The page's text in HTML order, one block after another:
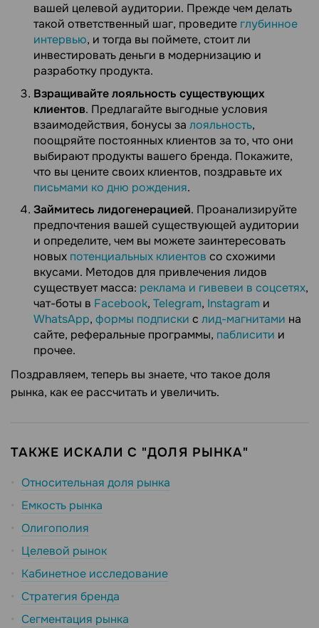
вашей целевой аудитории. Прежде чем делать
такой ответственный шаг, проведите глубинное
интервью, и тогда вы поймете, стоит ли
инвестировать деньги в модернизацию и
разработку продукта.
Взращивайте лояльность существующих
клиентов. Предлагайте выгодные условия
взаимодействия, бонусы за лояльность,
поощряйте постоянных клиентов за то, что они
выбирают продукты вашего бренда. Покажите,
что вы цените своих клиентов, поздравьте их
письмами ко дню рождения.
Займитесь лидогенерацией. Проанализируйте
предпочтения вашей существующей аудитории
и определите, чем вы можете заинтересовать
новых потенциальных клиентов со схожими
вкусами. Методов для привлечения лидов
существует масса: реклама и гивевеи в соцсетях,
чат-боты в Facebook, Telegram, Instagram и
WhatsApp, формы подписки с лид-магнитами на
сайте, реферальные программы, паблисити и
прочее.
Поздравляем, теперь вы знаете, что такое доля
рынка, как ее рассчитать и увеличить.
ТАКЖЕ ИСКАЛИ С "ДОЛЯ РЫНКА"
Относительная доля рынка
Емкость рынка
Олигополия
Целевой рынок
Кабинетное исследование
Стратегия бренда
Сегментация рынка